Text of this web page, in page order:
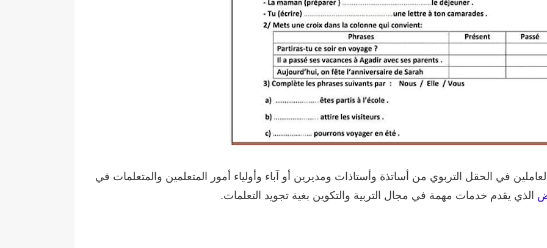
في الحقل التربوي من أساتذة وأستاذات ومديرين أو ﺁباء وأولياء أمور المتعلمين والمتعلمات في
الذي يقدم خدمات مهمة في مجال التربية والتكوين بغية تجويد التعلمات.